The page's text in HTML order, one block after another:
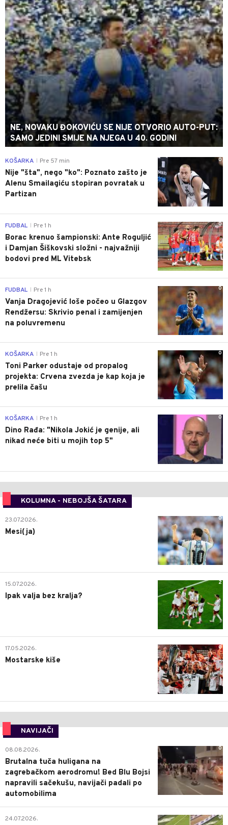
NE, NOVAKU ĐOKOVIĆU SE NIJE OTVORIO AUTO-PUT:
SAMO JEDINI SMIJE NA NJEGA U 40. GODINI
0
KOŠARKA Pre 57 min
Nije "šta", nego "ko": Poznato zašto je
Alenu Smailagiću stopiran povratak u
Partizan
0
FUDBAL Pre 1 h
Borac krenuo šampionski: Ante Roguljić
i Damjan Šiškovski složni - najvažniji
bodovi pred ML Vitebsk
0
FUDBAL Pre 1 h
Vanja Dragojević loše počeo u Glazgov
Rendžersu: Skrivio penal i zamijenjen
na poluvremenu
0
KOŠARKA Pre 1 h
Toni Parker odustaje od propalog
projekta: Crvena zvezda je kap koja je
prelila čašu
0
KOŠARKA Pre 1 h
Dino Rađa: "Nikola Jokić je genije, ali
nikad neće biti u mojih top 5"
KOLUMNA - NEBOJŠA ŠATARA
0
23.07.2026.
Mesi(ja)
2
15.07.2026.
Ipak valja bez kralja?
0
17.05.2026.
Mostarske kiše
NAVIJAČI
0
08.08.2026.
Brutalna tuča huligana na
zagrebačkom aerodromu! Bed Blu Bojsi
napravili sačekušu, navijači padali po
automobilima
0
24.07.2026.